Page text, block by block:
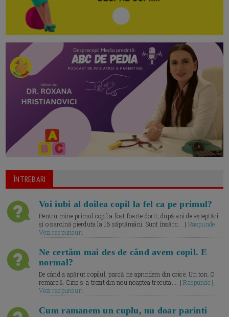
ÎNTREBARI
Voi iubi al doilea copil la fel ca pe primul?
Pentru mine primul copil a fost foarte dorit, după ani de așteptări
și o sarcină pierduta la 16 săptămâni. Sunt însărc... | Raspunde |
Vezi raspunsuri
Ne certăm mai des de când avem copil. E
normal?
De când a apărut copilul, parcă ne aprindem din orice. Un ton. O
remarcă. Cine s-a trezit din nou noaptea trecuta.... |Raspunde |
Vezi raspunsuri
Cum ramanem un cuplu, nu doar parinti